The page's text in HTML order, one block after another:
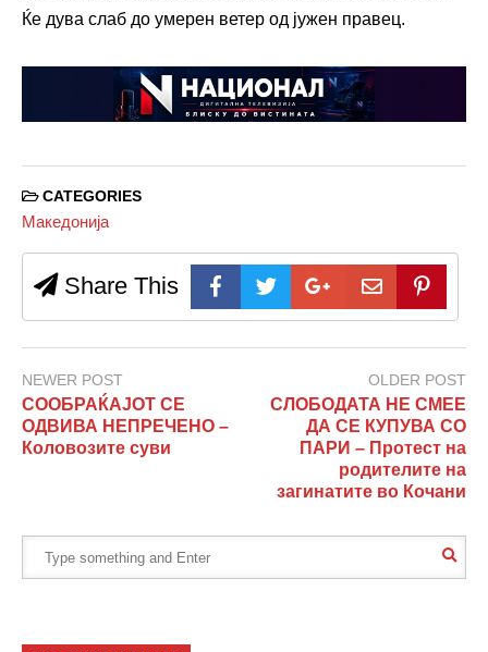
Ќе дува слаб до умерен ветер од јужен правец.
CATEGORIES
Македонија
Share This
NEWER POST
СООБРАЌАЈОТ СЕ
ОДВИВА НЕПРЕЧЕНО –
Коловозите суви
OLDER POST
СЛОБОДАТА НЕ СМЕЕ
ДА СЕ КУПУВА СО
ПАРИ – Протест на
родителите на
загинатите во Кочани